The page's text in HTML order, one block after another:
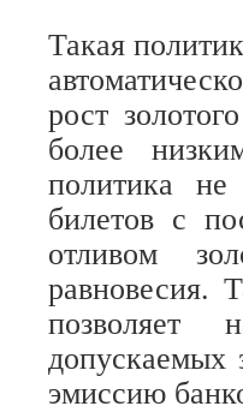
Такая
рост
более
политика не
билетов с
отливом
равновесия.
позволяет
допускаемых
эмиссию